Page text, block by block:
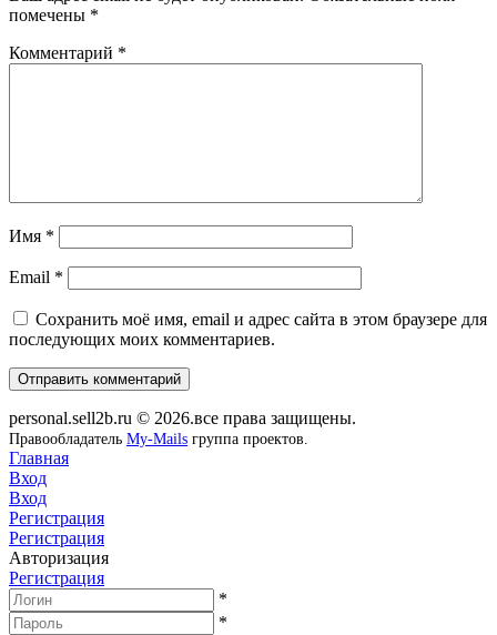
помечены *
Комментарий *
Имя *
Email *
Сохранить моё имя, email и адрес сайта в этом браузере для
последующих моих комментариев.
personal.sell2b.ru © 2026.все права защищены.
Правообладатель My-Mails группа проектов.
Главная
Вход
Вход
Регистрация
Регистрация
Авторизация
Регистрация
*
*